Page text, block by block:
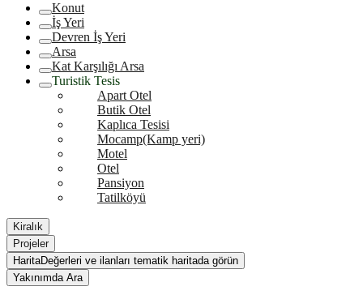
Konut
İş Yeri
Devren İş Yeri
Arsa
Kat Karşılığı Arsa
Turistik Tesis
Apart Otel
Butik Otel
Kaplıca Tesisi
Mocamp(Kamp yeri)
Motel
Otel
Pansiyon
Tatilköyü
Kiralık
Projeler
HaritaDeğerleri ve ilanları tematik haritada görün
Yakınımda Ara